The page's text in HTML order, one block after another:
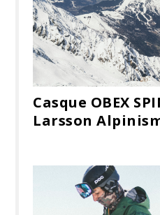
Casque OBEX
Larsson